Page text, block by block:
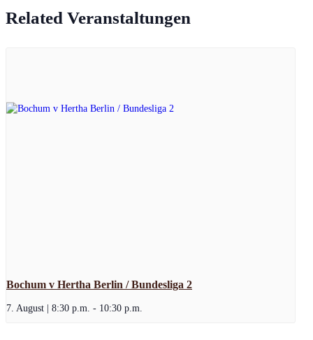
Related Veranstaltungen
Bochum v Hertha Berlin / Bundesliga 2
7. August | 8:30 p.m. - 10:30 p.m.